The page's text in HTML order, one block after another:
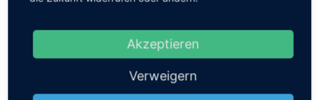
Stellen Sie sich immer wieder vor, wie Sie in der
heutigen Situation anders reagieren könnten.
werden Sie trotz Stressreaktion entsprechend
Akzeptieren
Verweigern